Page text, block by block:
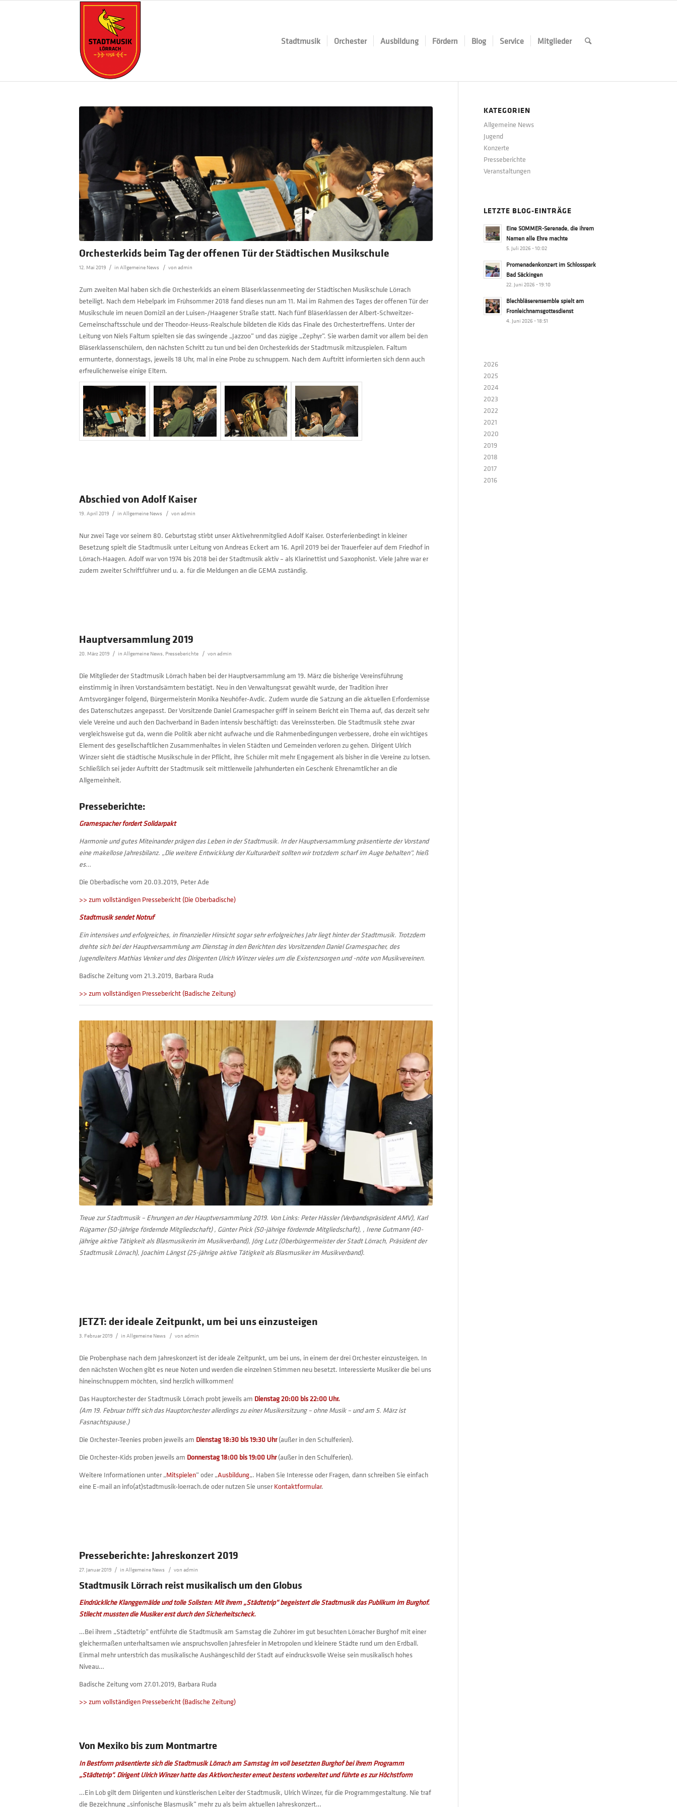
Stadtmusik Orchester Ausbildung Fördern Blog Service Mitglieder
Orchesterkids beim Tag der offenen Tür der Städtischen Musikschule
12. Mai 2019 / in Allgemeine News / von admin
Zum zweiten Mal haben sich die Orchesterkids an einem Bläserklassenmeeting der Städtischen Musikschule Lörrach
beteiligt. Nach dem Hebelpark im Frühsommer 2018 fand dieses nun am 11. Mai im Rahmen des Tages der offenen Tür der
Musikschule im neuen Domizil an der Luisen-/Haagener Straße statt. Nach fünf Bläserklassen der Albert-Schweitzer-
Gemeinschaftsschule und der Theodor-Heuss-Realschule bildeten die Kids das Finale des Orchestertreffens. Unter der
Leitung von Niels Faltum spielten sie das swingende „Jazzoo“ und das zügige „Zephyr“. Sie warben damit vor allem bei den
Bläserklassenschülern, den nächsten Schritt zu tun und bei den Orchesterkids der Stadtmusik mitzuspielen. Faltum
ermunterte, donnerstags, jeweils 18 Uhr, mal in eine Probe zu schnuppern. Nach dem Auftritt informierten sich denn auch
erfreulicherweise einige Eltern.
Abschied von Adolf Kaiser
19. April 2019 / in Allgemeine News / von admin
Nur zwei Tage vor seinem 80. Geburtstag stirbt unser Aktivehrenmitglied Adolf Kaiser. Osterferienbedingt in kleiner
Besetzung spielt die Stadtmusik unter Leitung von Andreas Eckert am 16. April 2019 bei der Trauerfeier auf dem Friedhof in
Lörrach-Haagen. Adolf war von 1974 bis 2018 bei der Stadtmusik aktiv – als Klarinettist und Saxophonist. Viele Jahre war er
zudem zweiter Schriftführer und u. a. für die Meldungen an die GEMA zuständig.
Hauptversammlung 2019
20. März 2019 / in Allgemeine News, Presseberichte / von admin
Die Mitglieder der Stadtmusik Lörrach haben bei der Hauptversammlung am 19. März die bisherige Vereinsführung
einstimmig in ihren Vorstandsämtern bestätigt. Neu in den Verwaltungsrat gewählt wurde, der Tradition ihrer
Amtsvorgänger folgend, Bürgermeisterin Monika Neuhöfer-Avdic. Zudem wurde die Satzung an die aktuellen Erfordernisse
des Datenschutzes angepasst. Der Vorsitzende Daniel Gramespacher griff in seinem Bericht ein Thema auf, das derzeit sehr
viele Vereine und auch den Dachverband in Baden intensiv beschäftigt: das Vereinssterben. Die Stadtmusik stehe zwar
vergleichsweise gut da, wenn die Politik aber nicht aufwache und die Rahmenbedingungen verbessere, drohe ein wichtiges
Element des gesellschaftlichen Zusammenhaltes in vielen Städten und Gemeinden verloren zu gehen. Dirigent Ulrich
Winzer sieht die städtische Musikschule in der Pflicht, ihre Schüler mit mehr Engagement als bisher in die Vereine zu lotsen.
Schließlich sei jeder Auftritt der Stadtmusik seit mittlerweile Jahrhunderten ein Geschenk Ehrenamtlicher an die
Allgemeinheit.
Presseberichte:
Gramespacher fordert Solidarpakt
Harmonie und gutes Miteinander prägen das Leben in der Stadtmusik. In der Hauptversammlung präsentierte der Vorstand
eine makellose Jahresbilanz. „Die weitere Entwicklung der Kulturarbeit sollten wir trotzdem scharf im Auge behalten“, hieß
es…
Die Oberbadische vom 20.03.2019, Peter Ade
>> zum vollständigen Pressebericht (Die Oberbadische)
Stadtmusik sendet Notruf
Ein intensives und erfolgreiches, in finanzieller Hinsicht sogar sehr erfolgreiches Jahr liegt hinter der Stadtmusik. Trotzdem
drehte sich bei der Hauptversammlung am Dienstag in den Berichten des Vorsitzenden Daniel Gramespacher, des
Jugendleiters Mathias Venker und des Dirigenten Ulrich Winzer vieles um die Existenzsorgen und -nöte von Musikvereinen.
Badische Zeitung vom 21.3.2019, Barbara Ruda
>> zum vollständigen Pressebericht (Badische Zeitung)
Treue zur Stadtmusik – Ehrungen an der Hauptversammlung 2019. Von Links: Peter Hässler(Verbandspräsident AMV), Karl
Rügamer (50-jährige fördernde Mitgliedschaft) , Günter Prick (50-jährige fördernde Mitgliedschaft), , Irene Gutmann (40-
jährige aktive Tätigkeit als Blasmusikerin im Musikverband), Jörg Lutz (Oberbürgermeister der Stadt Lörrach, Präsident der
Stadtmusik Lörrach), Joachim Längst (25-jährige aktive Tätigkeit als Blasmusiker im Musikverband).
JETZT: der ideale Zeitpunkt, um bei uns einzusteigen
3. Februar 2019 / in Allgemeine News / von admin
Die Probenphase nach dem Jahreskonzert ist der ideale Zeitpunkt, um bei uns, in einem der drei Orchester einzusteigen. In
den nächsten Wochen gibt es neue Noten und werden die einzelnen Stimmen neu besetzt. Interessierte Musiker die bei uns
hineinschnuppern möchten, sind herzlich willkommen!
Das Hauptorchester der Stadtmusik Lörrach probt jeweils am Dienstag 20:00 bis 22:00 Uhr.
(Am 19. Februar trifft sich das Hauptorchester allerdings zu einer Musikersitzung – ohne Musik – und am 5. März ist
Fasnachtspause.)
Die Orchester-Teenies proben jeweils am Dienstag 18:30 bis 19:30 Uhr(außer in den Schulferien).
Die Orchester-Kids proben jeweils am Donnerstag 18:00 bis 19:00 Uhr(außer in den Schulferien).
Weitere Informationen unter „Mitspielen“ oder „Ausbildung„. Haben Sie Interesse oder Fragen, dann schreiben Sie einfach
eine E-mail an info(at)stadtmusik-loerrach.de oder nutzen Sie unserKontaktformular.
Presseberichte: Jahreskonzert 2019
27. Januar 2019 / in Allgemeine News / von admin
Stadtmusik Lörrach reist musikalisch um den Globus
Eindrückliche Klanggemälde und tolle Solisten: Mit ihrem „Städtetrip“ begeistert die Stadtmusik das Publikum im Burghof.
Stilecht mussten die Musiker erst durch den Sicherheitscheck.
…Bei ihrem „Städtetrip“ entführte die Stadtmusik am Samstag die Zuhörer im gut besuchten Lörracher Burghof mit einer
gleichermaßen unterhaltsamen wie anspruchsvollen Jahresfeier in Metropolen und kleinere Städte rund um den Erdball.
Einmal mehr unterstrich das musikalische Aushängeschild der Stadt auf eindrucksvolle Weise sein musikalisch hohes
Niveau…
Badische Zeitung vom 27.01.2019, Barbara Ruda
>> zum vollständigen Pressebericht (Badische Zeitung)
Von Mexiko bis zum Montmartre
In Bestform präsentierte sich die Stadtmusik Lörrach am Samstag im voll besetzten Burghof bei ihrem Programm
„Städtetrip“. Dirigent Ulrich Winzer hatte das Aktivorchester erneut bestens vorbereitet und führte es zur Höchstform
…Ein Lob gilt dem Dirigenten und künstlerischen Leiter der Stadtmusik, Ulrich Winzer, für die Programmgestaltung. Nie traf
die Bezeichnung „sinfonische Blasmusik“ mehr zu als beim aktuellen Jahreskonzert…
KATEGORIEN
Allgemeine News
Jugend
Konzerte
Presseberichte
Veranstaltungen
LETZTE BLOG-EINTRÄGE
Eine SOMMER-Serenade, die ihrem
Namen alle Ehre machte
5. Juli 2026 - 10:02
Promenadenkonzert im Schlosspark
Bad Säckingen
22. Juni 2026 - 19:10
Blechbläserensemble spielt am
Fronleichnamsgottesdienst
4. Juni 2026 - 18:51
2026
2025
2024
2023
2022
2021
2020
2019
2018
2017
2016